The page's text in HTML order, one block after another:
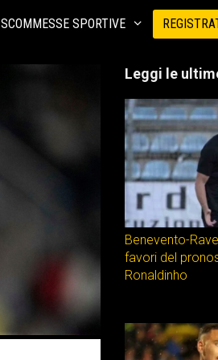
SCOMMESSE SPORTIVE
Leggi le
Benevento-
favori del
Ronaldinho